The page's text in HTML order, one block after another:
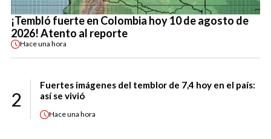
¡Tembló fuerte en Colombia hoy 10 de agosto de
2026! Atento al reporte
Haceuna hora
2
Fuertes imágenes del temblor de 7,4 hoy en el país:
así se vivió
Haceuna hora